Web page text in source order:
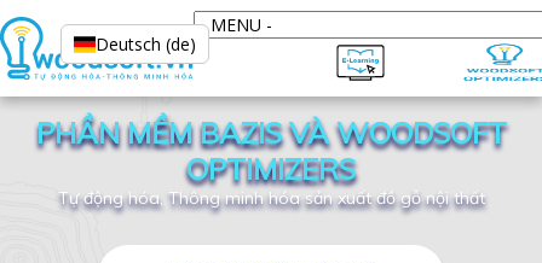
PHẦN MỀM BAZIS VÀ WOODSOFT
OPTIMIZERS
Tự động hóa, Thông minh hóa sản xuất đồ gỗ nội thất
Deutsch (de)